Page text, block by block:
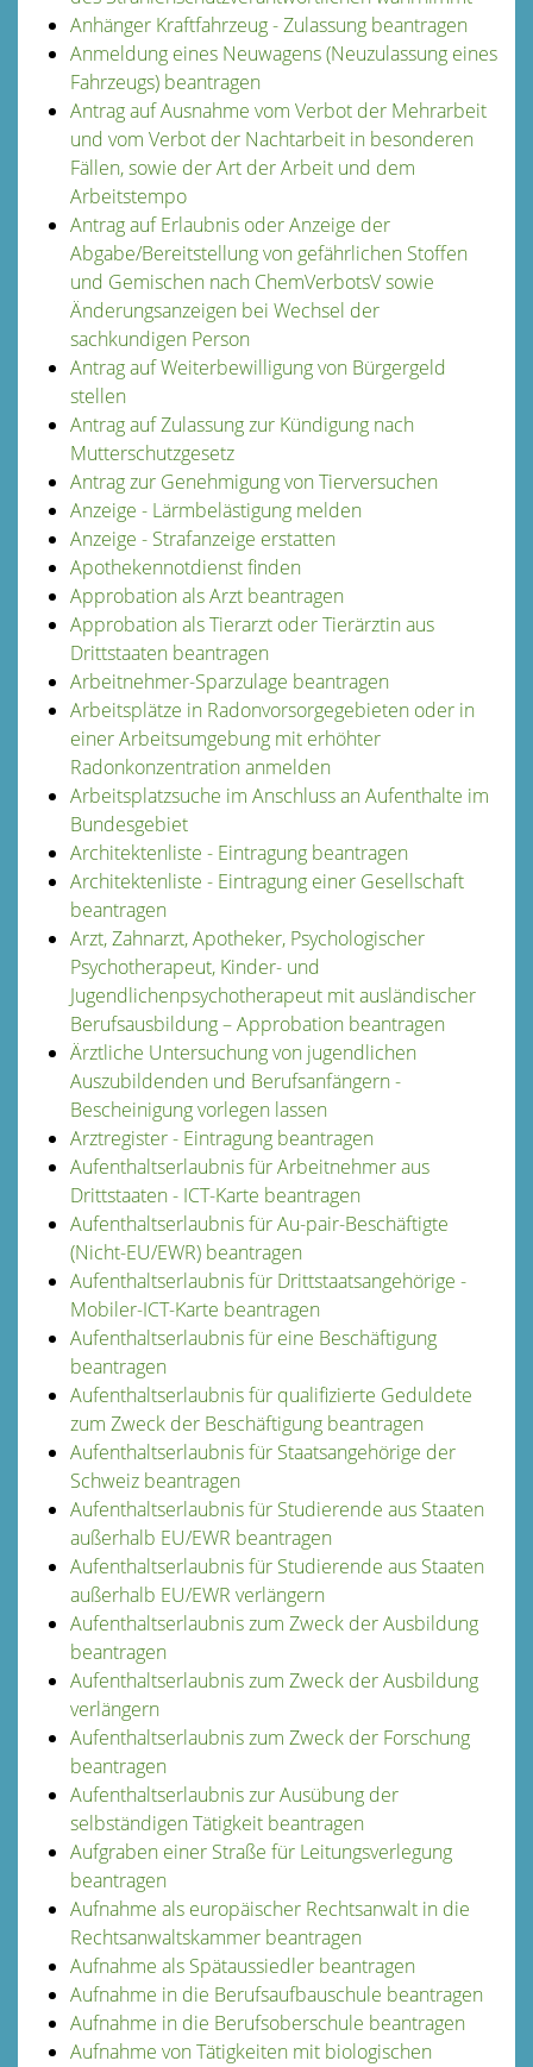
Anhänger Kraftfahrzeug - Zulassung beantragen
Anmeldung eines Neuwagens (Neuzulassung eines
Fahrzeugs) beantragen
Antrag auf Ausnahme vom Verbot der Mehrarbeit
und vom Verbot der Nachtarbeit in besonderen
Fällen, sowie der Art der Arbeit und dem
Arbeitstempo
Antrag auf Erlaubnis oder Anzeige der
Abgabe/Bereitstellung von gefährlichen Stoffen
und Gemischen nach ChemVerbotsV sowie
Änderungsanzeigen bei Wechsel der
sachkundigen Person
Antrag auf Weiterbewilligung von Bürgergeld
stellen
Antrag auf Zulassung zur Kündigung nach
Mutterschutzgesetz
Antrag zur Genehmigung von Tierversuchen
Anzeige - Lärmbelästigung melden
Anzeige - Strafanzeige erstatten
Apothekennotdienst finden
Approbation als Arzt beantragen
Approbation als Tierarzt oder Tierärztin aus
Drittstaaten beantragen
Arbeitnehmer-Sparzulage beantragen
Arbeitsplätze in Radonvorsorgegebieten oder in
einer Arbeitsumgebung mit erhöhter
Radonkonzentration anmelden
Arbeitsplatzsuche im Anschluss an Aufenthalte im
Bundesgebiet
Architektenliste - Eintragung beantragen
Architektenliste - Eintragung einer Gesellschaft
beantragen
Arzt, Zahnarzt, Apotheker, Psychologischer
Psychotherapeut, Kinder- und
Jugendlichenpsychotherapeut mit ausländischer
Berufsausbildung – Approbation beantragen
Ärztliche Untersuchung von jugendlichen
Auszubildenden und Berufsanfängern -
Bescheinigung vorlegen lassen
Arztregister - Eintragung beantragen
Aufenthaltserlaubnis für Arbeitnehmer aus
Drittstaaten - ICT-Karte beantragen
Aufenthaltserlaubnis für Au-pair-Beschäftigte
(Nicht-EU/EWR) beantragen
Aufenthaltserlaubnis für Drittstaatsangehörige -
Mobiler-ICT-Karte beantragen
Aufenthaltserlaubnis für eine Beschäftigung
beantragen
Aufenthaltserlaubnis für qualifizierte Geduldete
zum Zweck der Beschäftigung beantragen
Aufenthaltserlaubnis für Staatsangehörige der
Schweiz beantragen
Aufenthaltserlaubnis für Studierende aus Staaten
außerhalb EU/EWR beantragen
Aufenthaltserlaubnis für Studierende aus Staaten
außerhalb EU/EWR verlängern
Aufenthaltserlaubnis zum Zweck der Ausbildung
beantragen
Aufenthaltserlaubnis zum Zweck der Ausbildung
verlängern
Aufenthaltserlaubnis zum Zweck der Forschung
beantragen
Aufenthaltserlaubnis zur Ausübung der
selbständigen Tätigkeit beantragen
Aufgraben einer Straße für Leitungsverlegung
beantragen
Aufnahme als europäischer Rechtsanwalt in die
Rechtsanwaltskammer beantragen
Aufnahme als Spätaussiedler beantragen
Aufnahme in die Berufsaufbauschule beantragen
Aufnahme in die Berufsoberschule beantragen
Aufnahme von Tätigkeiten mit biologischen